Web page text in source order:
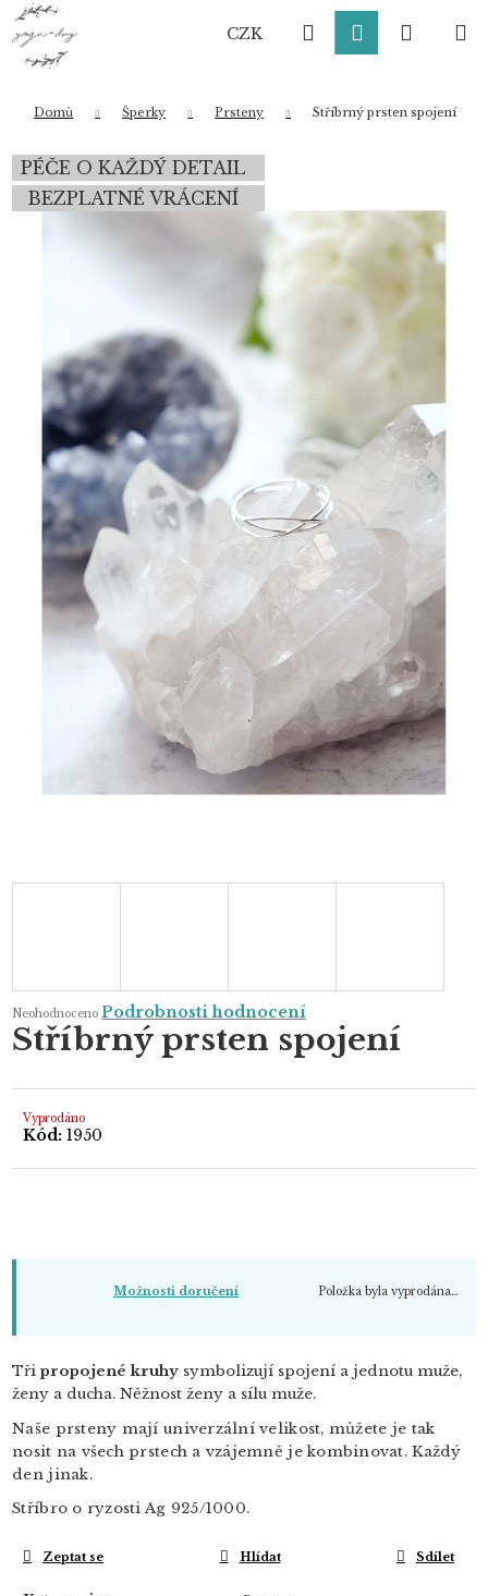
Přejít
obsah
CZK HledatPřihlášení
Domů Šperky Prsteny Stříbrný prsten spojení
Průměrné
hodnocení
produktu
je
5
Neohodnoceno Podrobnosti hodnocení
Stříbrný prsten spojení
Vyprodáno
Kód: 1950
Možnosti doručení Položka byla vyprodána…
Třipropojené kruhy symbolizují spojení a jednotu muže,
ženy a ducha. Něžnost ženy a sílu muže.
Naše prsteny mají univerzální velikost, můžete je tak
nosit na všech prstech a vzájemně je kombinovat. Každý
den jinak.
Stříbro o ryzosti Ag 925/1000.
Zeptat se Hlídat Sdílet
PÉČE O KAŽDÝ DETAIL
BEZPLATNÉ VRÁCENÍ
K
o
Zpět
Zpět
HLEDAT
Doporučujeme